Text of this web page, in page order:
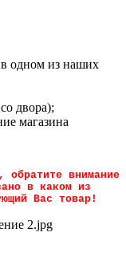
одном из наших
двора);
магазина
обратите внимание
в каком из
Вас товар!